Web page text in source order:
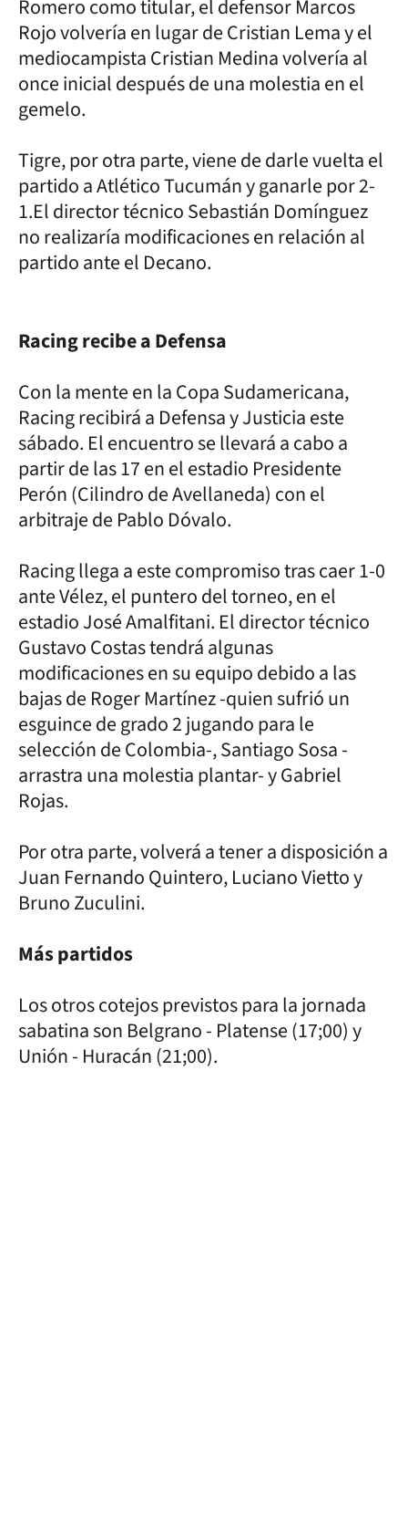
Romero como titular, el defensor Marcos
Rojo volvería en lugar de Cristian Lema y el
mediocampista Cristian Medina volvería al
once inicial después de una molestia en el
gemelo.
Tigre, por otra parte, viene de darle vuelta el
partido a Atlético Tucumán y ganarle por 2-
1.El director técnico Sebastián Domínguez
no realizaría modificaciones en relación al
partido ante el Decano.
Racing recibe a Defensa
Con la mente en la Copa Sudamericana,
Racing recibirá a Defensa y Justicia este
sábado. El encuentro se llevará a cabo a
partir de las 17 en el estadio Presidente
Perón (Cilindro de Avellaneda) con el
arbitraje de Pablo Dóvalo.
Racing llega a este compromiso tras caer 1-0
ante Vélez, el puntero del torneo, en el
estadio José Amalfitani. El director técnico
Gustavo Costas tendrá algunas
modificaciones en su equipo debido a las
bajas de Roger Martínez -quien sufrió un
esguince de grado 2 jugando para le
selección de Colombia-, Santiago Sosa -
arrastra una molestia plantar- y Gabriel
Rojas.
Por otra parte, volverá a tener a disposición a
Juan Fernando Quintero, Luciano Vietto y
Bruno Zuculini.
Más partidos
Los otros cotejos previstos para la jornada
sabatina son Belgrano - Platense (17;00) y
Unión - Huracán (21;00).